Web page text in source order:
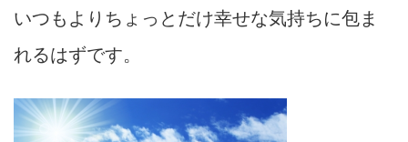
いつもよりちょっとだけ幸せな気持ちに包ま
れるはずです。